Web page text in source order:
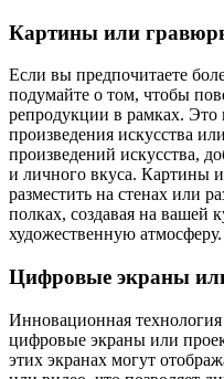
Картины или
Если вы предпочитаете
подумайте о том, чтобы
репродукции в рамках. Это
произведения искусства
произведений искусства,
и личного вкуса. Картины
разместить на стенах или
полках, создавая на вашей
художественную атмосферу.
Цифровые экраны
Инновационная технология
цифровые экраны или
этих экранах могут